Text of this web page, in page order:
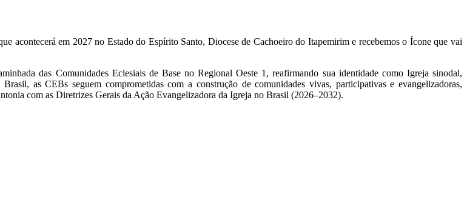
acontecerá em 2027 no Estado do Espírito Santo, Diocese de Cachoeiro do Itapemirim e recebemos o Ícone que vai
das Comunidades Eclesiais de Base no Regional Oeste 1, reafirmando sua identidade como Igreja sinodal,
as CEBs seguem comprometidas com a construção de comunidades vivas, participativas e evangelizadoras,
com as Diretrizes Gerais da Ação Evangelizadora da Igreja no Brasil (2026–2032).